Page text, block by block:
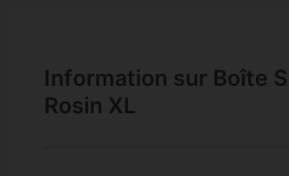
Information sur Boîte
Rosin XL